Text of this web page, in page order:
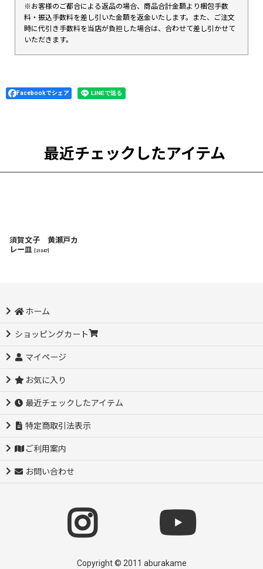
※お客様のご都合による返品の場合、商品合計金額より梱包手数
料・振込手数料を差し引いた金額を返金いたします。また、ご注文
時に代引き手数料を当店が負担した場合は、合わせて差し引かせて
いただきます。
Facebookでシェア
最近チェックしたアイテム
須賀文子 黄瀬戸カ
レー皿
21347
ホーム
ショッピングカート
マイページ
お気に入り
最近チェックしたアイテム
特定商取引法表示
ご利用案内
お問い合わせ
Copyright © 2011 aburakame